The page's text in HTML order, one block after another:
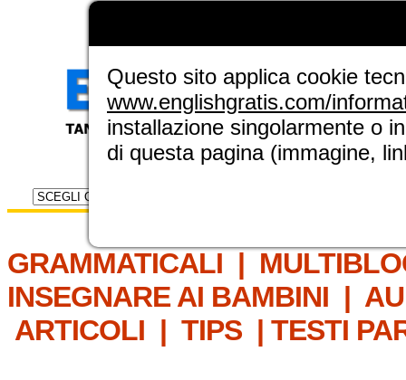
Selettore risorse
GRAMMATICALI |
INSEGNARE AI BAMBINI |
ARTICOLI | TIPS | TESTI
Questo sito applica cookie
www.englishgratis.com/
installazione singolarmente o
di questa pagina (immagine,